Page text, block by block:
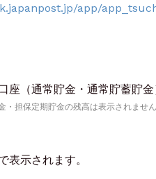
app/
座（通常貯金・通常貯蓄貯
担保定期貯金の残高は表示されません
表示されます。